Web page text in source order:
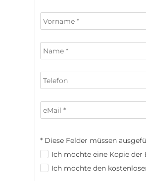
* Diese Felder müssen
Ich möchte eine Kopie der
Ich möchte den